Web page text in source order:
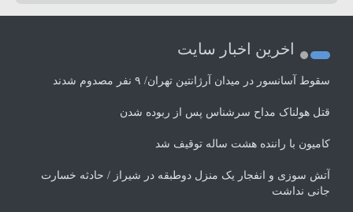
اخرین اخبار سایت
سقوط آسانسور در میدان آرژانتین تهران/ ۹ نفر مصدوم شدند
قتل هولناک مداح سرشناس پس از ربوده شدن
کامیون با راننده هشت ساله توقیف شد
آتش سوزی و انفجار یک منزل دوطبقه در شیراز / حادثه خسارت
جانی نداشت